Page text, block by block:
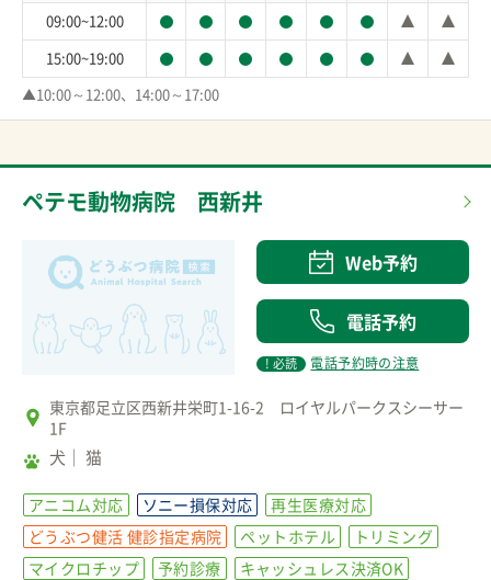
09:00~12:00
15:00~19:00
▲10:00～12:00、14:00～17:00
ペテモ動物病院 西新井
Web予約
電話予約
! 必読 電話予約時の注意
東京都足立区西新井栄町1-16-2 ロイヤルパークスシーサー
1F
犬 猫
アニコム対応 ソニー損保対応
再生医療対応
どうぶつ健活 健診指定病院
ペットホテル
トリミング
マイクロチップ
予約診療 キャッシュレス決済OK